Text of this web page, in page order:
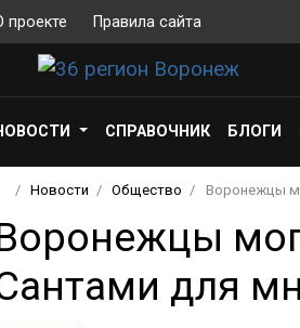
проекте Правила сайта
СПРАВОЧНИК БЛОГИ
Новости Общество Воронежцы
для